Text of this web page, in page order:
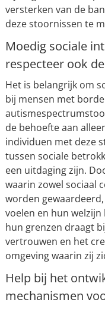
versterken van de
deze stoornissen te
Moedig sociale
respecteer ook
Het is belangrijk om
bij mensen met
de behoefte aan
individuen met deze
tussen sociale
een uitdaging zijn.
waarin zowel sociaal
worden
voelen en hun
hun grenzen draagt
vertrouwen en het
omgeving waarin zij
Help bij het
mechanismen